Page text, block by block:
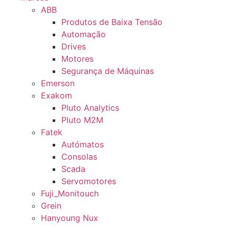
ABB
Produtos de Baixa Tensão
Automação
Drives
Motores
Segurança de Máquinas
Emerson
Exakom
Pluto Analytics
Pluto M2M
Fatek
Autómatos
Consolas
Scada
Servomotores
Fuji_Monitouch
Grein
Hanyoung Nux